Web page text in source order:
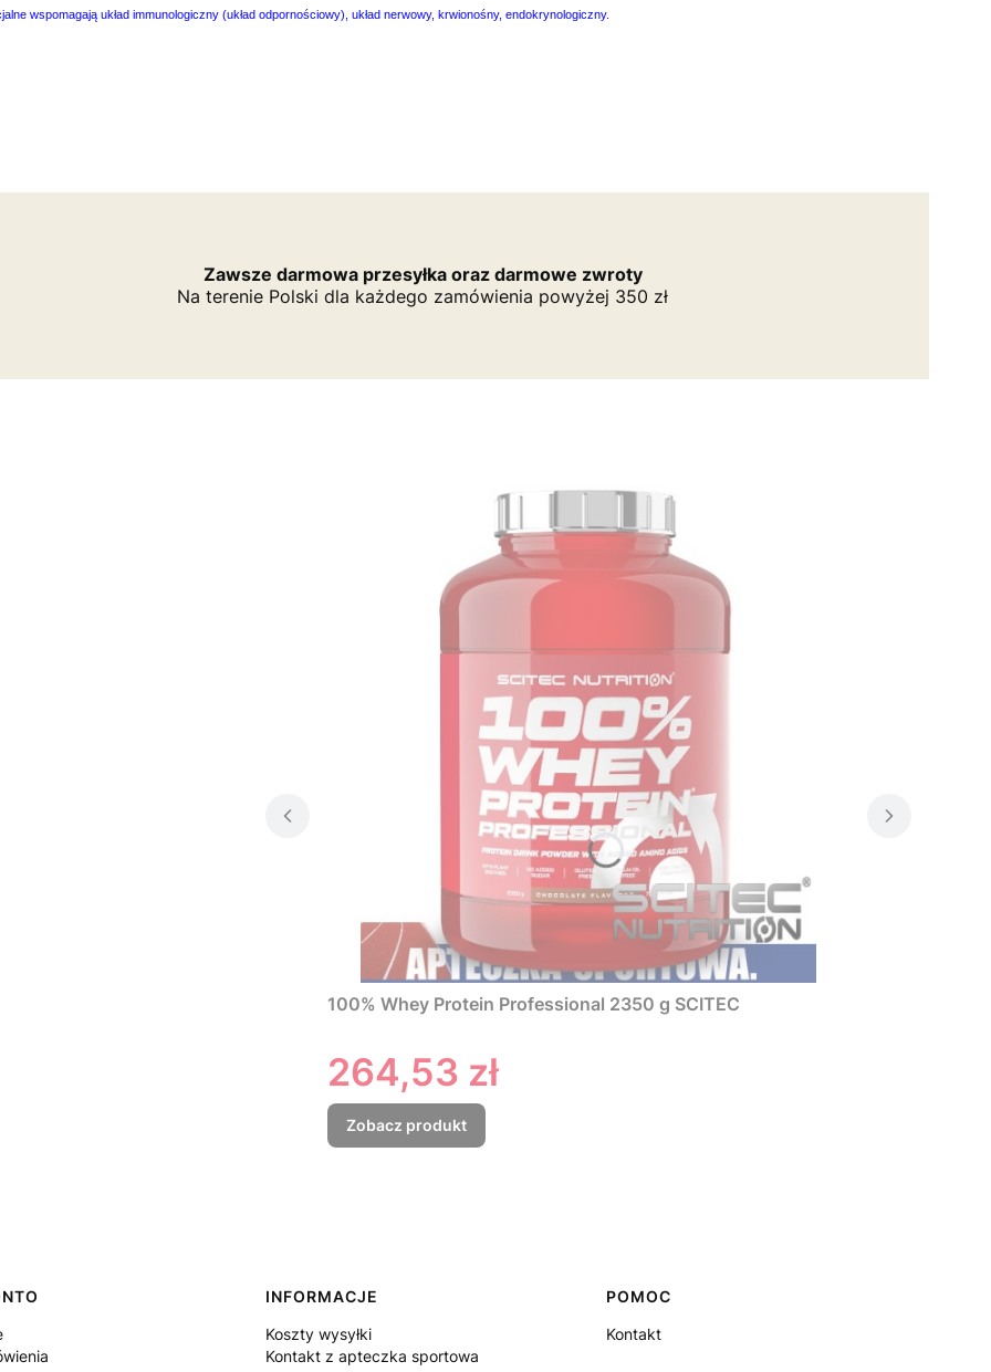
wspomagają układ immunologiczny (układ odpornościowy), układ nerwowy, krwionośny, endokrynologiczny.
Zawsze darmowa przesyłka oraz darmowe zwroty
Na terenie Polski dla każdego zamówienia powyżej 350 zł
100% Whey Protein Professional 2350 g SCITEC
Cena
264,53 zł
Zobacz produkt
INFORMACJE
Koszty wysyłki
Kontakt z apteczka sportowa
POMOC
Kontakt